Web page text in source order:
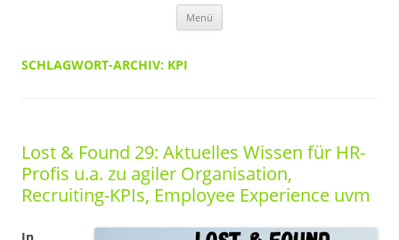
Menü
SCHLAGWORT-ARCHIV: KPI
Lost & Found 29: Aktuelles Wissen für HR-
Profis u.a. zu agiler Organisation,
Recruiting-KPIs, Employee Experience uvm